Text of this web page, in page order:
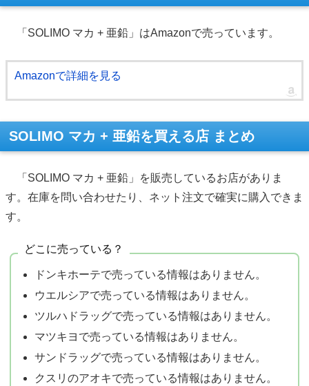
「SOLIMO マカ + 亜鉛」はAmazonで売っています。
Amazonで詳細を見る
SOLIMO マカ + 亜鉛を買える店 まとめ
「SOLIMO マカ + 亜鉛」を販売しているお店がありま
す。在庫を問い合わせたり、ネット注文で確実に購入できま
す。
どこに売っている？
ドンキホーテで売っている情報はありません。
ウエルシアで売っている情報はありません。
ツルハドラッグで売っている情報はありません。
マツキヨで売っている情報はありません。
サンドラッグで売っている情報はありません。
クスリのアオキで売っている情報はありません。